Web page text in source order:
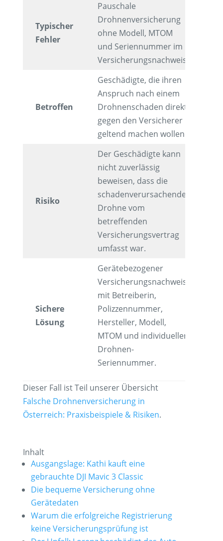
Typischer
Fehler
Pauschale
Drohnenversicherung
ohne Modell, MTOM
und Seriennummer im
Versicherungsnachweis.
Betroffen
Geschädigte, die ihren
Anspruch nach einem
Drohnenschaden direkt
gegen den Versicherer
geltend machen wollen.
Risiko
Der Geschädigte kann
nicht zuverlässig
beweisen, dass die
schadenverursachende
Drohne vom
betreffenden
Versicherungsvertrag
umfasst war.
Sichere
Lösung
Gerätebezogener
Versicherungsnachweis
mit Betreiberin,
Polizzennummer,
Hersteller, Modell,
MTOM und individueller
Drohnen-
Seriennummer.
Dieser Fall ist Teil unserer Übersicht
Falsche Drohnenversicherung in
Österreich: Praxisbeispiele & Risiken.
Inhalt
Ausgangslage: Kathi kauft eine
gebrauchte DJI Mavic 3 Classic
Die bequeme Versicherung ohne
Gerätedaten
Warum die erfolgreiche Registrierung
keine Versicherungsprüfung ist